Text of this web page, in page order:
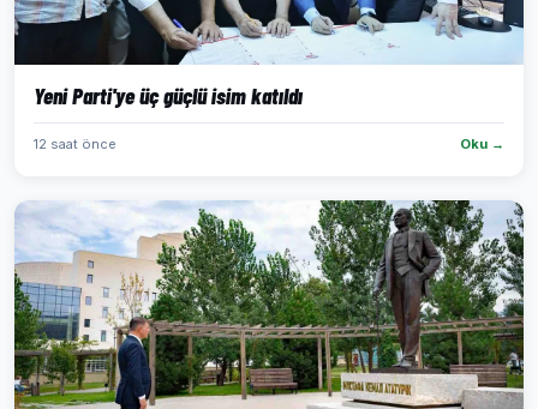
Yeni Parti'ye üç güçlü isim katıldı
12 saat önce Oku →